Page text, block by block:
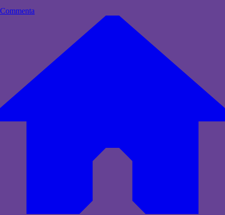
Commenta